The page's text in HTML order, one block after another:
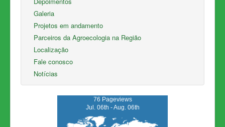
Galeria
Projetos em andamento
Parceiros da Agroecologia na Região
Localização
Fale conosco
Notícias
76 Pageviews
Jul. 06th - Aug. 06th